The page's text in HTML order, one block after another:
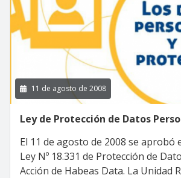
11 de agosto de 2008
Ley de Protección de Datos
El 11 de agosto de 2008 se aprobó
Ley Nº 18.331 de Protección de
Acción de Habeas Data. La Unidad